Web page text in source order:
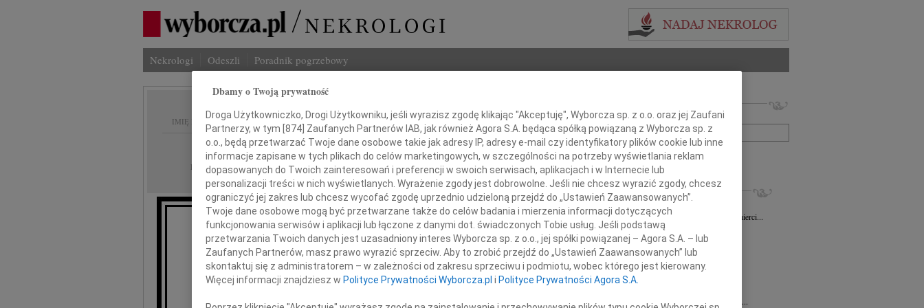
Nekrologi Odeszli Poradnik pogrzebowy
IMIĘ I NAZWISKO:
REGION: Łódź
DATA EMISJI: 27.04.2026
Prezesowi Krajowej Rady Notarialnej
Aleksandrowi Szymańskiemu
Imię i nazwisko lub numer ogłoszenia:
+ szukanie zaawansowane
INNE NEKROLOGI
Tadeusz Gapiński 03.08.2026
Z dużym żalem przyjęliśmy wiadomość o śmierci...
31.07.2026Łódź
Wyrazy głębokiego współczucia dla...
29.07.2026
Łódź
Wyrazy współczucia Pani Janinie...
27.07.2026
Pani Joannie Nowińskiej wyrazy głębokiego...
Dbamy o Twoją prywatność
Droga Użytkowniczko, Drogi Użytkowniku, jeśli wyrazisz zgodę klikając "Akceptuję", Wyborcza sp. z o.o. oraz jej Zaufani
Partnerzy, w tym [874] Zaufanych Partnerów IAB, jak również Agora S.A. będąca spółką powiązaną z Wyborcza sp. z
o.o., będą przetwarzać Twoje dane osobowe takie jak adresy IP, adresy e-mail czy identyfikatory plików cookie lub inne
informacje zapisane w tych plikach do celów marketingowych, w szczególności na potrzeby wyświetlania reklam
dopasowanych do Twoich zainteresowań i preferencji w swoich serwisach, aplikacjach i w Internecie lub
personalizacji treści w nich wyświetlanych. Wyrażenie zgody jest dobrowolne. Jeśli nie chcesz wyrazić zgody, chcesz
ograniczyć jej zakres lub chcesz wycofać zgodę uprzednio udzieloną przejdź do „Ustawień Zaawansowanych”.
Twoje dane osobowe mogą być przetwarzane także do celów badania i mierzenia informacji dotyczących
funkcjonowania serwisów i aplikacji lub łączone z danymi dot. świadczonych Tobie usług. Jeśli podstawą
przetwarzania Twoich danych jest uzasadniony interes Wyborcza sp. z o.o., jej spółki powiązanej – Agora S.A. – lub
Zaufanych Partnerów, masz prawo wyrazić sprzeciw. Aby to zrobić przejdź do „Ustawień Zaawansowanych” lub
skontaktuj się z administratorem – w zależności od zakresu sprzeciwu i podmiotu, wobec którego jest kierowany.
Więcej informacji znajdziesz w Polityce Prywatności Wyborcza.pl i Polityce Prywatności Agora S.A.